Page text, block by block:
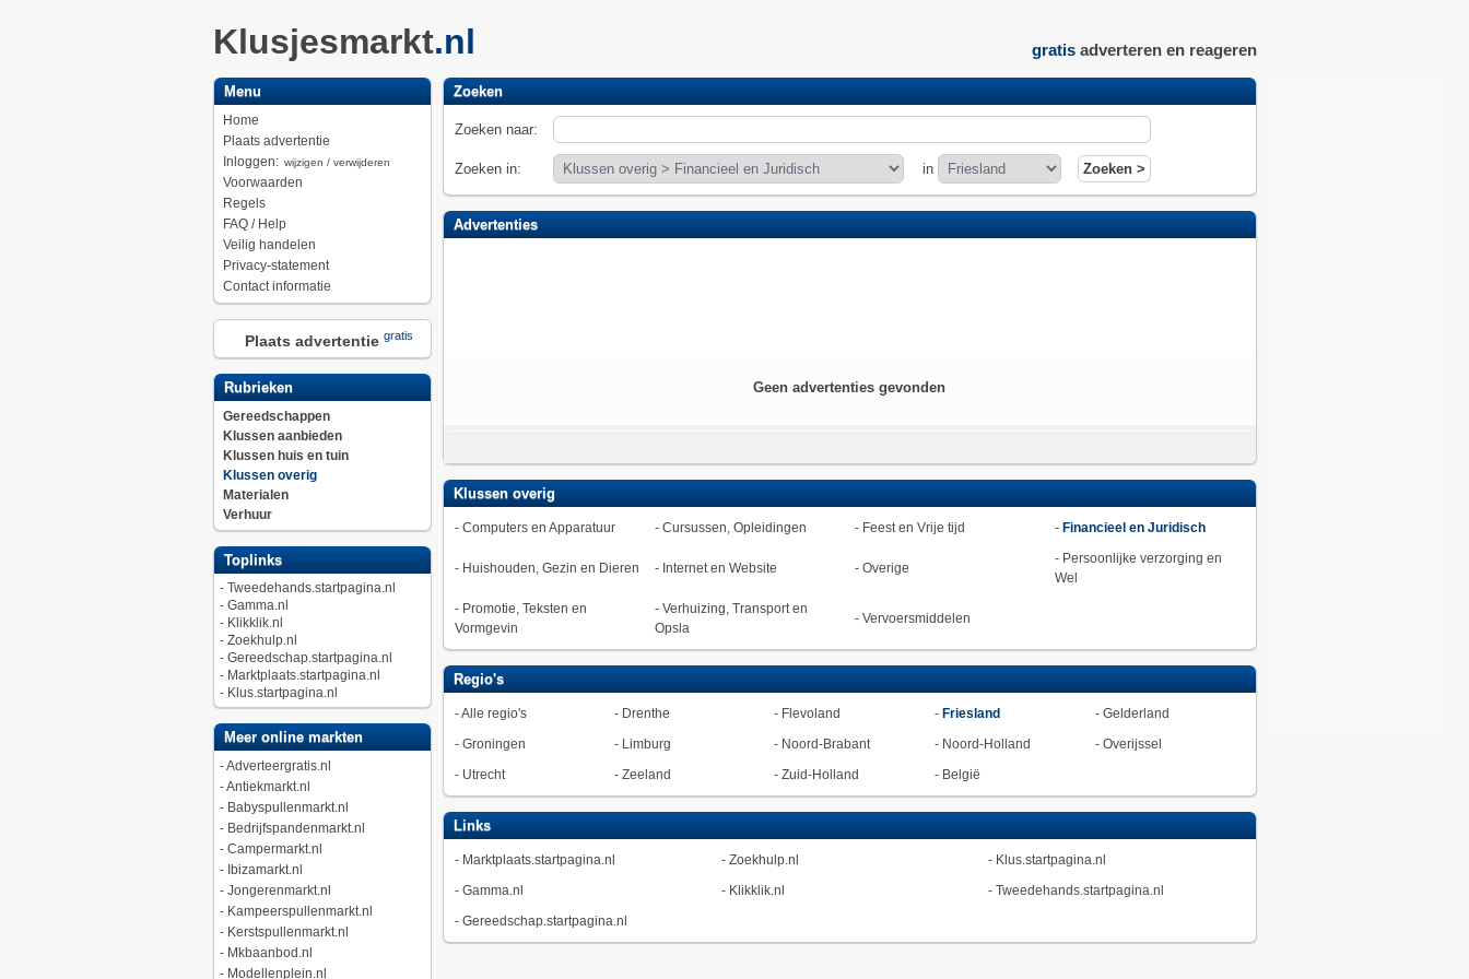
Klusjesmarkt.nl gratisadverteren en reageren
Menu
Home
Plaats advertentie
Inloggen: wijzigen / verwijderen
Voorwaarden
Regels
FAQ / Help
Veilig handelen
Privacy-statement
Contact informatie
Plaats advertentie gratis
Rubrieken
Gereedschappen
Klussen aanbieden
Klussen huis en tuin
Klussen overig
Materialen
Verhuur
Toplinks
- Tweedehands.startpagina.nl
- Gamma.nl
- Klikklik.nl
- Zoekhulp.nl
- Gereedschap.startpagina.nl
- Marktplaats.startpagina.nl
- Klus.startpagina.nl
Meer online markten
-Adverteergratis.nl
-Antiekmarkt.nl
- Babyspullenmarkt.nl
- Bedrijfspandenmarkt.nl
- Campermarkt.nl
- Ibizamarkt.nl
- Jongerenmarkt.nl
- Kampeerspullenmarkt.nl
- Kerstspullenmarkt.nl
- Mkbaanbod.nl
- Modellenplein.nl
Zoeken
Zoeken naar:
Zoeken in: in
Advertenties
Geen advertenties gevonden
Klussen overig
- Computers en Apparatuur - Cursussen, Opleidingen - Feest en Vrije tijd - Financieel en Juridisch
- Huishouden, Gezin en Dieren - Internet en Website - Overige
- Persoonlijke verzorging en
Wel
- Promotie, Teksten en
Vormgevin
- Verhuizing, Transport en
Opsla
- Vervoersmiddelen
Regio's
-Alle regio's - Drenthe - Flevoland - Friesland - Gelderland
- Groningen - Limburg - Noord-Brabant - Noord-Holland - Overijssel
- Utrecht - Zeeland - Zuid-Holland - België
Links
- Marktplaats.startpagina.nl - Zoekhulp.nl - Klus.startpagina.nl
- Gamma.nl - Klikklik.nl - Tweedehands.startpagina.nl
- Gereedschap.startpagina.nl